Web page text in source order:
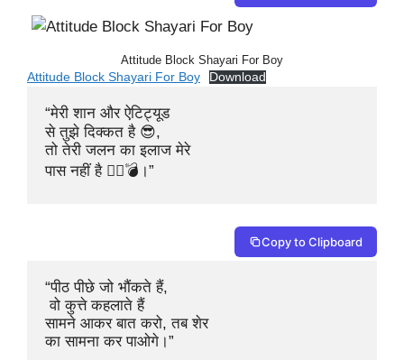
Attitude Block Shayari For Boy
Attitude Block Shayari For Boy
Download
“मेरी शान और ऐटिट्यूड
से तुझे दिक्कत है 😎,
तो तेरी जलन का इलाज मेरे
पास नहीं है 🤷‍♂️💣।”
Copy to Clipboard
“पीठ पीछे जो भौंकते हैं,
वो कुत्ते कहलाते हैं
सामने आकर बात करो, तब शेर
का सामना कर पाओगे।”